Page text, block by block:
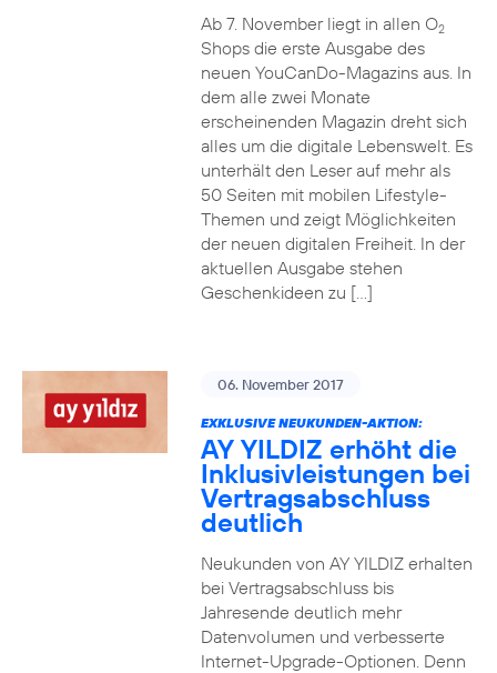
Ab 7. November liegt in allen O2
Shops die erste Ausgabe des
neuen YouCanDo-Magazins aus. In
dem alle zwei Monate
erscheinenden Magazin dreht sich
alles um die digitale Lebenswelt. Es
unterhält den Leser auf mehr als
50 Seiten mit mobilen Lifestyle-
Themen und zeigt Möglichkeiten
der neuen digitalen Freiheit. In der
aktuellen Ausgabe stehen
Geschenkideen zu […]
06. November 2017
EXKLUSIVE NEUKUNDEN-AKTION:
AY YILDIZ erhöht die
Inklusivleistungen bei
Vertragsabschluss
deutlich
Neukunden von AY YILDIZ erhalten
bei Vertragsabschluss bis
Jahresende deutlich mehr
Datenvolumen und verbesserte
Internet-Upgrade-Optionen. Denn